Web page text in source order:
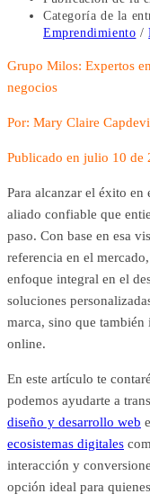
Categoría de la
Emprendimiento /
Grupo Milos: Expertos
negocios
Por: Mary Claire
Publicado en julio 10 de
Para alcanzar el éxito
aliado confiable que
paso. Con base en esa
referencia en el
enfoque integral en el
soluciones
marca, sino que
online.
En este artículo te
podemos ayudarte a
diseño y desarrollo web
ecosistemas digitales
interacción y
opción ideal para